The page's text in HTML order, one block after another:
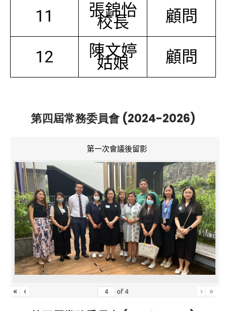
11 張錦怡
校長 顧問
12 陳文婷
姑娘 顧問
第四屆常務委員會 (2024-2026)
第一次會議後留影
« ‹ of 4 › »